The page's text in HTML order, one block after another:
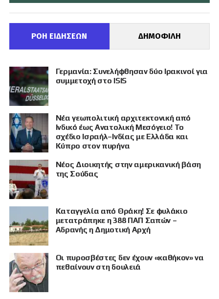
ΠΡΟΒΟΛΗ
ΡΟΗ ΕΙΔΗΣΕΩΝ ΔΗΜΟΦΙΛΗ
Γερμανία: Συνελήφθησαν δύο Ιρακινοί για
συμμετοχή στο ISIS
Νέα γεωπολιτική αρχιτεκτονική από
Ινδικό έως Ανατολική Μεσόγειο! Το
σχέδιο Ισραήλ–Ινδίας με Ελλάδα και
Κύπρο στον πυρήνα
Νέος Διοικητής στην αμερικανική βάση
της Σούδας
Καταγγελία από Θράκη! Σε φυλάκιο
μετατράπηκε η 388 ΠΑΠ Σαπών –
Αδρανής η Δημοτική Αρχή
Οι πυροσβέστες δεν έχουν «καθήκον» να
πεθαίνουν στη δουλειά